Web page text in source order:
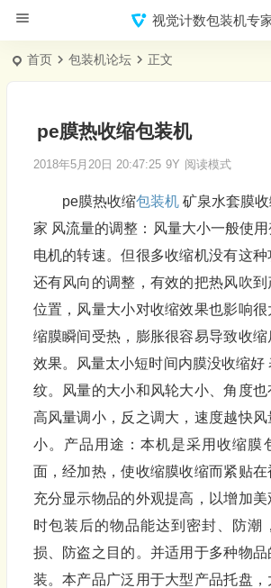
视觉计数包装机专
首页 包装机论坛 正文
pe膜热收缩包装机
2018年5月20日 20:47:25 9Y 阅读模式
pe膜热收缩包装机矿泉水套膜
家 风流量的调整：风量大小一般使用
电机的转速。但很多收缩机没有这
还有风向的调整，有效的把热风吹
位置，风量大小对收缩效果也影响
缩膜瞬间受热，膨胀很容易导致收
效果。风量太小短时间内膜没收缩好
纹。风量的大小和风轮大小、角度
高风量调小，反之调大，速度越快
小。产品用途：本机是采用收缩膜
面，经加热，使收缩膜收缩而紧贴在
充分显示物品的外观提高，以增加美
时包装后的物品能达到密封、防潮
损、防盗之目的。并适用于多种物
装。本产品广泛用于大型产品托盘